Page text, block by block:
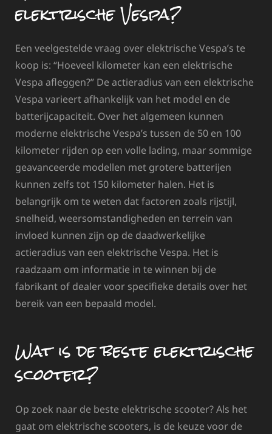
elektrische Vespa?
Een veelgestelde vraag over elektrische Vespa’s te
koop is: “Hoeveel kilometer kan een elektrische
Vespa afleggen?” De actieradius van een elektrische
Vespa varieert afhankelijk van het model en de
batterijcapaciteit. Over het algemeen kunnen
moderne elektrische Vespa’s tussen de 50 en 100
kilometer rijden op een volle lading, maar sommige
geavanceerde modellen met grotere batterijen
kunnen zelfs tot 150 kilometer halen. Het is
belangrijk om te weten dat factoren zoals rijstijl,
snelheid, weersomstandigheden en terrein van
invloed kunnen zijn op de daadwerkelijke
actieradius van een elektrische Vespa. Het is
raadzaam om informatie in te winnen bij de
fabrikant of dealer voor specifieke details over het
bereik van een bepaald model.
Wat is de beste elektrische
scooter?
Op zoek naar de beste elektrische scooter? Als het
gaat om elektrische scooters, is de keuze voor de